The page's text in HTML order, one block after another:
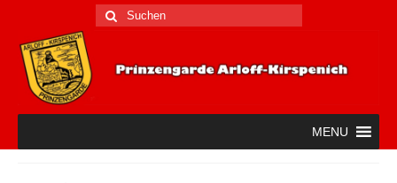
Suche
nach:
MENU